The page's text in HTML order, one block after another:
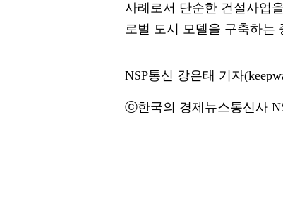
사례로서 단순한 건설사업
로벌 도시 모델을 구축하는
NSP통신 강은태 기자
ⓒ한국의 경제뉴스통신사